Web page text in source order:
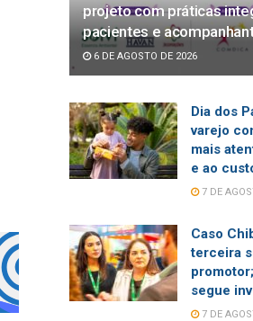
projeto com práticas
pacientes e
6 DE AGOSTO DE 2026
Dia dos
varejo
mais
e ao
7 DE
Caso
terceira
segue
7 DE